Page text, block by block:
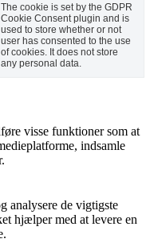
The cookie is set by the GDPR
Cookie Consent plugin and is
used to store whether or not
user has consented to the use
of cookies. It does not store
any personal data.
visse funktioner som at
indsamle
analysere de vigtigste
hjælper med at levere en